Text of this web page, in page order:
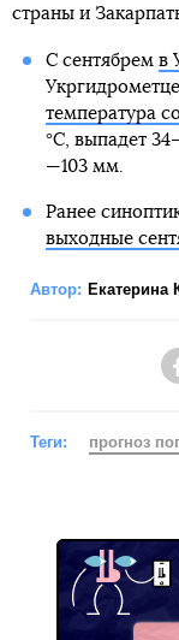
страны и
С сентябрем в
температура
°С, выпадет
—103 мм.
Ранее
выходные
Автор: Екатерина
Теги: прогноз